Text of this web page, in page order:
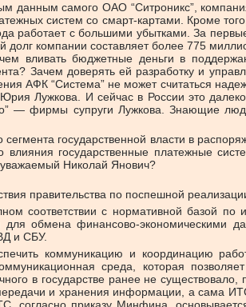
самого ОАО “Ситроникс”,
систем со смарт-картами. Кроме
работает с большими убытками. За
компании составляет более 775
вливать бюджетные деньги в
Зачем доверять ей разработку и
АФК “Система” не может считаться
Лужкова. И сейчас в России это
— фирмы супруги Лужкова. Знающие
государственной власти в
влияния государственные платежные
Николай Янович?
правительства по поспешной
соответствии с нормативной базой
для обмена финансово-
и СБУ.
коммуникацию и координацию
среда, которая
в государстве ранее не
и хранения информации, а сама